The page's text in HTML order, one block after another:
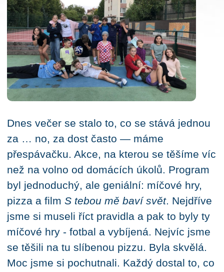
Dnes večer se stalo to, co se stává jednou
za … no, za dost často — máme
přespávačku. Akce, na kterou se těšíme víc
než na volno od domácích úkolů. Program
byl jednoduchý, ale geniální: míčové hry,
pizza a film S tebou mě baví svět. Nejdříve
jsme si museli říct pravidla a pak to byly ty
míčové hry - fotbal a vybíjená. Nejvíc jsme
se těšili na tu slíbenou pizzu. Byla skvělá.
Moc jsme si pochutnali. Každý dostal to, co